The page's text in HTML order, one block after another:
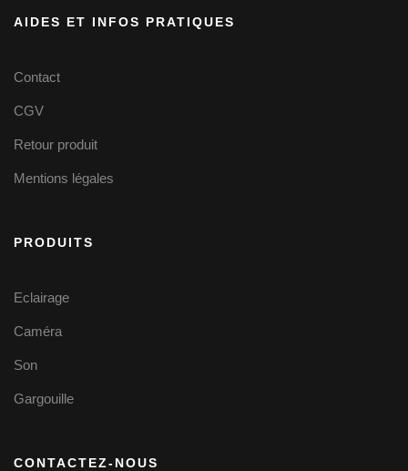
AIDES ET INFOS PRATIQUES
Contact
CGV
Retour produit
Mentions légales
PRODUITS
Eclairage
Caméra
Son
Gargouille
CONTACTEZ-NOUS